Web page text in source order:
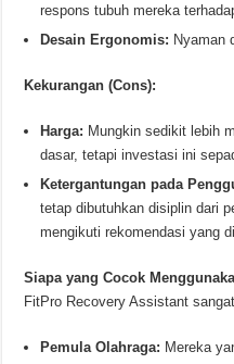
respons tubuh mereka
Desain Ergonomis: Nyaman
Kekurangan (Cons):
Harga: Mungkin sedikit lebih
dasar, tetapi investasi ini
Ketergantungan pada
tetap dibutuhkan disiplin dari
mengikuti rekomendasi yang
Siapa yang Cocok
FitPro Recovery Assistant
Pemula Olahraga: Mereka